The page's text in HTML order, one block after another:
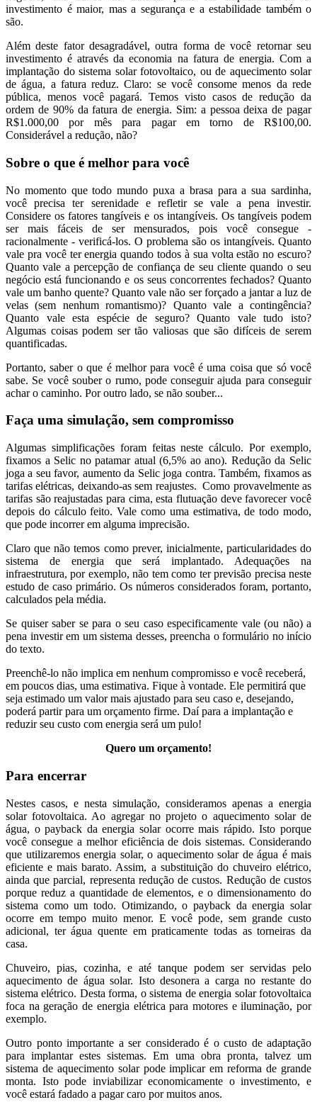
investimento é maior, mas a segurança e a estabilidade também o
são.
Além deste fator desagradável, outra forma de você retornar seu
investimento é através da economia na fatura de energia. Com a
implantação do sistema solar fotovoltaico, ou de aquecimento solar
de água, a fatura reduz. Claro: se você consome menos da rede
pública, menos você pagará. Temos visto casos de redução da
ordem de 90% da fatura de energia. Sim: a pessoa deixa de pagar
R$1.000,00 por mês para pagar em torno de R$100,00.
Considerável a redução, não?
Sobre o que é melhor para você
No momento que todo mundo puxa a brasa para a sua sardinha,
você precisa ter serenidade e refletir se vale a pena investir.
Considere os fatores tangíveis e os intangíveis. Os tangíveis podem
ser mais fáceis de ser mensurados, pois você consegue -
racionalmente - verificá-los. O problema são os intangíveis. Quanto
vale pra você ter energia quando todos à sua volta estão no escuro?
Quanto vale a percepção de confiança de seu cliente quando o seu
negócio está funcionando e os seus concorrentes fechados? Quanto
vale um banho quente? Quanto vale não ser forçado a jantar a luz de
velas (sem nenhum romantismo)? Quanto vale a contingência?
Quanto vale esta espécie de seguro? Quanto vale tudo isto?
Algumas coisas podem ser tão valiosas que são difíceis de serem
quantificadas.
Portanto, saber o que é melhor para você é uma coisa que só você
sabe. Se você souber o rumo, pode conseguir ajuda para conseguir
achar o caminho. Por outro lado, se não souber...
Faça uma simulação, sem compromisso
Algumas simplificações foram feitas neste cálculo. Por exemplo,
fixamos a Selic no patamar atual (6,5% ao ano). Redução da Selic
joga a seu favor, aumento da Selic joga contra. Também, fixamos as
tarifas elétricas, deixando-as sem reajustes. Como provavelmente as
tarifas são reajustadas para cima, esta flutuação deve favorecer você
depois do cálculo feito. Vale como uma estimativa, de todo modo,
que pode incorrer em alguma imprecisão.
Claro que não temos como prever, inicialmente, particularidades do
sistema de energia que será implantado. Adequações na
infraestrutura, por exemplo, não tem como ter previsão precisa neste
estudo de caso primário. Os números considerados foram, portanto,
calculados pela média.
Se quiser saber se para o seu caso especificamente vale (ou não) a
pena investir em um sistema desses, preencha o formulário no início
do texto.
Preenchê-lo não implica em nenhum compromisso e você receberá,
em poucos dias, uma estimativa. Fique à vontade. Ele permitirá que
seja estimado um valor mais ajustado para seu caso e, desejando,
poderá partir para um orçamento firme. Daí para a implantação e
reduzir seu custo com energia será um pulo!
Quero um orçamento!
Para encerrar
Nestes casos, e nesta simulação, consideramos apenas a energia
solar fotovoltaica. Ao agregar no projeto o aquecimento solar de
água, o payback da energia solar ocorre mais rápido. Isto porque
você consegue a melhor eficiência de dois sistemas. Considerando
que utilizaremos energia solar, o aquecimento solar de água é mais
eficiente e mais barato. Assim, a substituição do chuveiro elétrico,
ainda que parcial, representa redução de custos. Redução de custos
porque reduz a quantidade de elementos, e o dimensionamento do
sistema como um todo. Otimizando, o payback da energia solar
ocorre em tempo muito menor. E você pode, sem grande custo
adicional, ter água quente em praticamente todas as torneiras da
casa.
Chuveiro, pias, cozinha, e até tanque podem ser servidas pelo
aquecimento de água solar. Isto desonera a carga no restante do
sistema elétrico. Desta forma, o sistema de energia solar fotovoltaica
foca na geração de energia elétrica para motores e iluminação, por
exemplo.
Outro ponto importante a ser considerado é o custo de adaptação
para implantar estes sistemas. Em uma obra pronta, talvez um
sistema de aquecimento solar pode implicar em reforma de grande
monta. Isto pode inviabilizar economicamente o investimento, e
você estará fadado a pagar caro por muitos anos.